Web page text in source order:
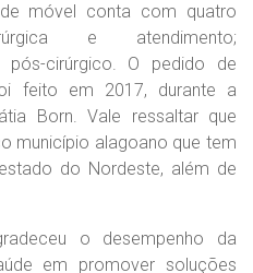
móvel conta com quatro
e atendimento;
pós-cirúrgico. O pedido de
feito em 2017, durante a
Born. Vale ressaltar que
município alagoano que tem
do Nordeste, além de
o desempenho da
em promover soluções